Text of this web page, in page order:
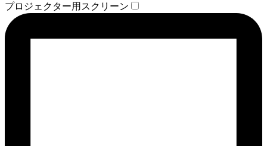
プロジェクター用スクリーン